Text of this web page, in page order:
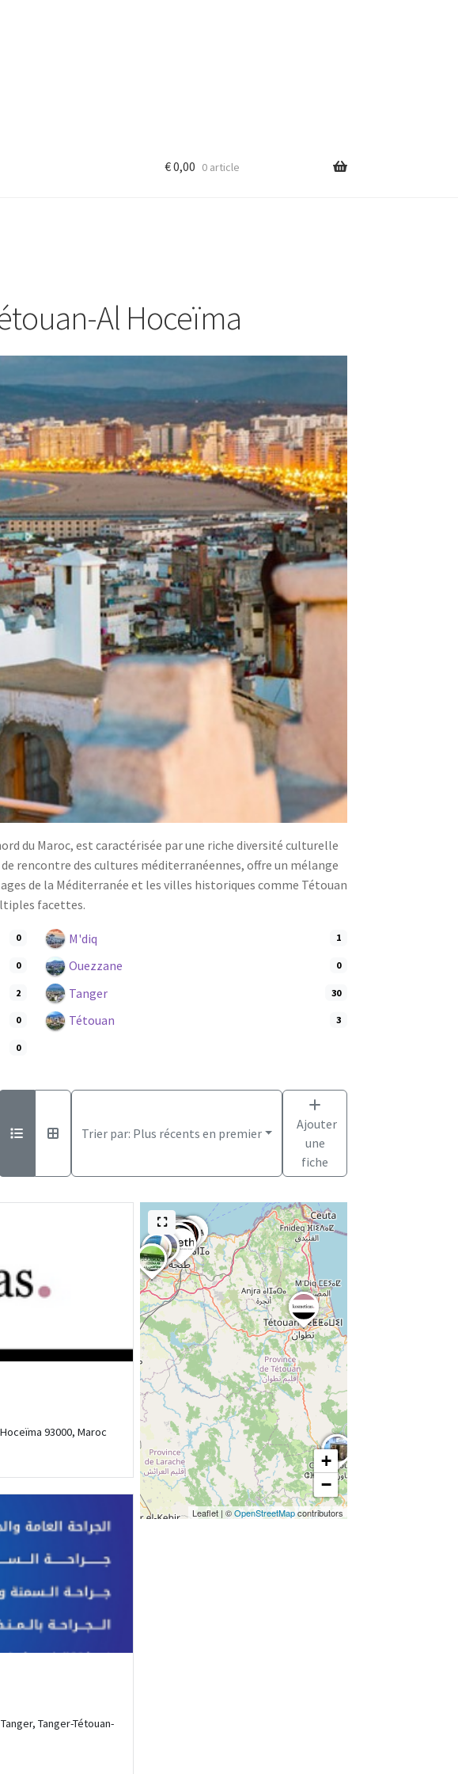
€0,00 0 article
Al Hoceïma
du Maroc, est caractérisée par une riche diversité culturelle
rencontre des cultures méditerranéennes, offre un mélange
de la Méditerranée et les villes historiques comme Tétouan
facettes.
0
0
2
0
0
M'diq 1
Ouezzane 0
Tanger 30
Tétouan 3
Trier par: Plus récents en premier
Ajouter
une
fiche
93000, Maroc
Tanger-Tétouan-
+
−
Leaflet | ©OpenStreetMapcontributors